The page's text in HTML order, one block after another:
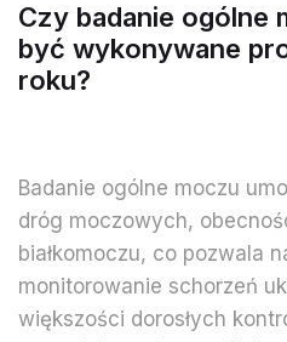
Czy badanie ogólne
być wykonywane
roku?
Badanie ogólne moczu
dróg moczowych,
białkomoczu, co pozwala
monitorowanie schorzeń
większości dorosłych